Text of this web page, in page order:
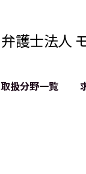
弁護士法人
取扱分野一覧